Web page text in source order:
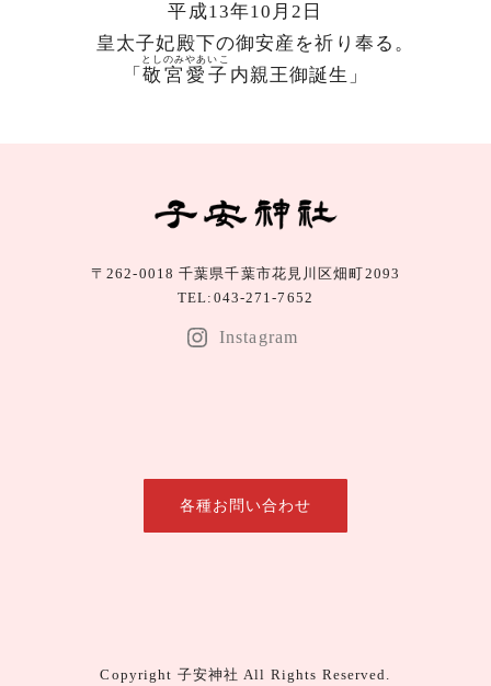
平成13年10月2日
皇太子妃殿下の御安産を祈り奉る。
「 敬宮愛子
としのみやあいこ
内親王御誕生」
〒262-0018 千葉県千葉市花見川区畑町2093
TEL:043-271-7652
Instagram
各種お問い合わせ
Copyright 子安神社 All Rights Reserved.